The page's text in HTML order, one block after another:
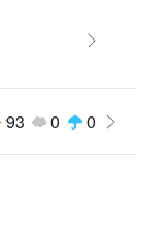
93 0 0